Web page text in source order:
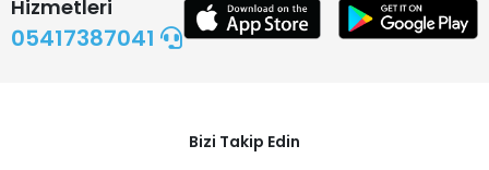
Hizmetleri
05417387041
Bizi Takip Edin